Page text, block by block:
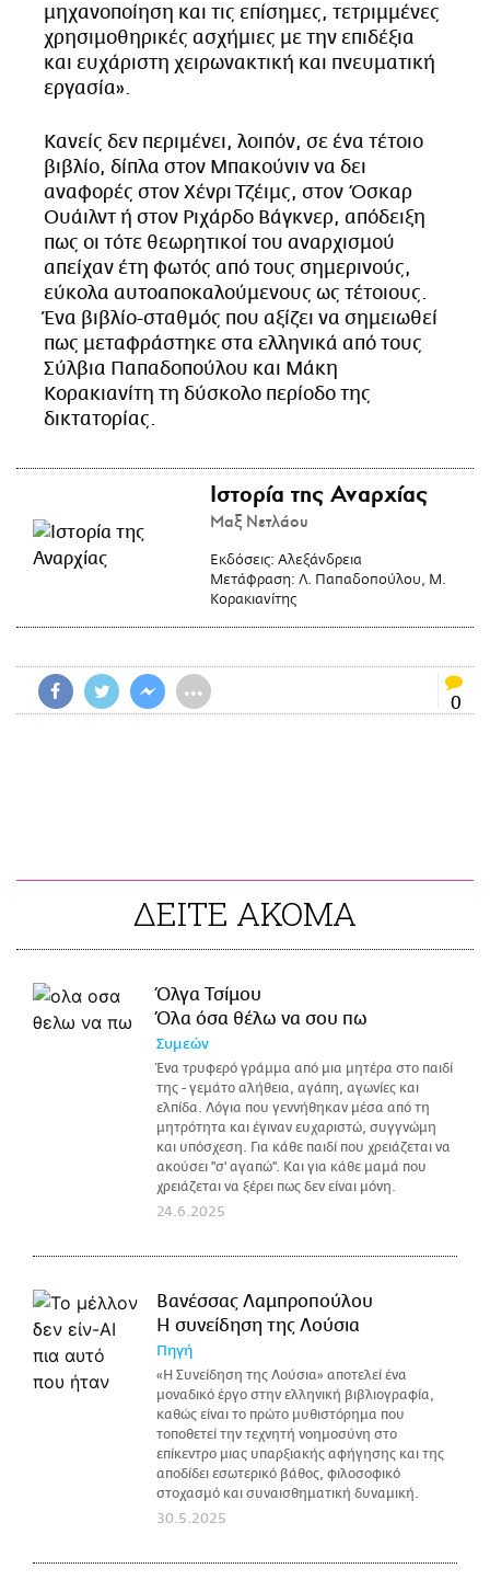
μηχανοποίηση και τις επίσημες, τετριμμένες
χρησιμοθηρικές ασχήμιες με την επιδέξια
και ευχάριστη χειρωνακτική και πνευματική
εργασία».
Κανείς δεν περιμένει, λοιπόν, σε ένα τέτοιο
βιβλίο, δίπλα στον Μπακούνιν να δει
αναφορές στον Χένρι Τζέιμς, στον Όσκαρ
Ουάιλντ ή στον Ριχάρδο Βάγκνερ, απόδειξη
πως οι τότε θεωρητικοί του αναρχισμού
απείχαν έτη φωτός από τους σημερινούς,
εύκολα αυτοαποκαλούμενους ως τέτοιους.
Ένα βιβλίο-σταθμός που αξίζει να σημειωθεί
πως μεταφράστηκε στα ελληνικά από τους
Σύλβια Παπαδοπούλου και Μάκη
Κορακιανίτη τη δύσκολο περίοδο της
δικτατορίας.
Ιστορία της Αναρχίας
Μαξ Νετλάου
Εκδόσεις: Αλεξάνδρεια
Μετάφραση: Λ. Παπαδοπούλου, Μ.
Κορακιανίτης
•••
0
ΔΕΙΤΕ ΑΚΟΜΑ
Όλγα Τσίμου
Όλα όσα θέλω να σου πω
Συμεών
Ένα τρυφερό γράμμα από μια μητέρα στο παιδί
της - γεμάτο αλήθεια, αγάπη, αγωνίες και
ελπίδα. Λόγια που γεννήθηκαν μέσα από τη
μητρότητα και έγιναν ευχαριστώ, συγγνώμη
και υπόσχεση. Για κάθε παιδί που χρειάζεται να
ακούσει ''σ' αγαπώ''. Και για κάθε μαμά που
χρειάζεται να ξέρει πως δεν είναι μόνη.
24.6.2025
Βανέσσας Λαμπροπούλου
Η συνείδηση της Λούσια
Πηγή
«Η Συνείδηση της Λούσια» αποτελεί ένα
μοναδικό έργο στην ελληνική βιβλιογραφία,
καθώς είναι το πρώτο μυθιστόρημα που
τοποθετεί την τεχνητή νοημοσύνη στο
επίκεντρο μιας υπαρξιακής αφήγησης και της
αποδίδει εσωτερικό βάθος, φιλοσοφικό
στοχασμό και συναισθηματική δυναμική.
30.5.2025